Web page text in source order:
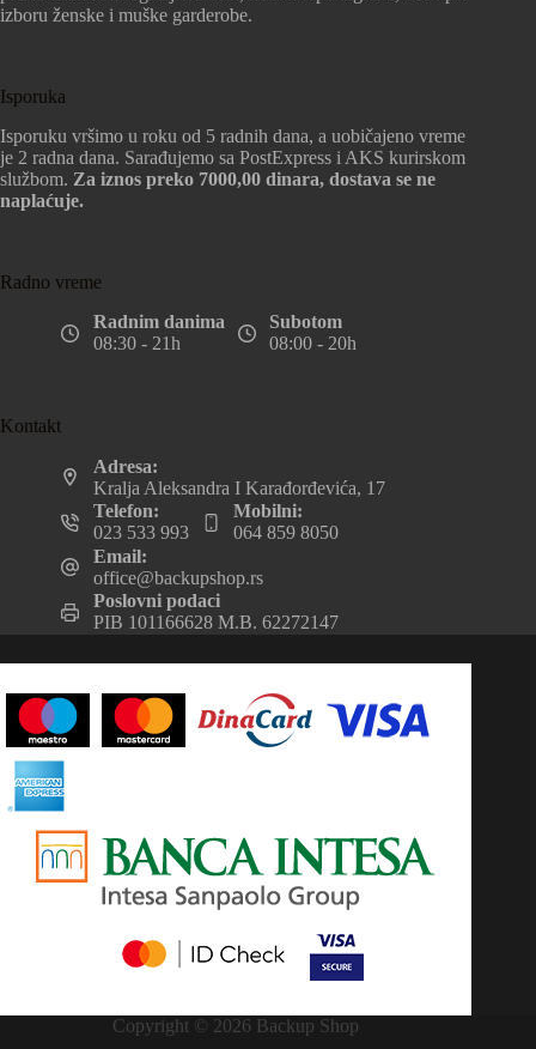
izboru ženske i muške garderobe.
Isporuka
Isporuku vršimo u roku od 5 radnih dana, a uobičajeno vreme
je 2 radna dana. Sarađujemo sa PostExpress i AKS kurirskom
službom. Za iznos preko 7000,00 dinara, dostava se ne
naplaćuje.
Radno vreme
Radnim danima
08:30 - 21h
Subotom
08:00 - 20h
Kontakt
Adresa:
Kralja Aleksandra I Karađorđevića, 17
Telefon:
023 533 993
Mobilni:
064 859 8050
Email:
office@backupshop.rs
Poslovni podaci
PIB 101166628 M.B. 62272147
Copyright © 2026 Backup Shop